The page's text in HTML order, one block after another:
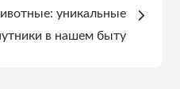
уникальные
в нашем быту